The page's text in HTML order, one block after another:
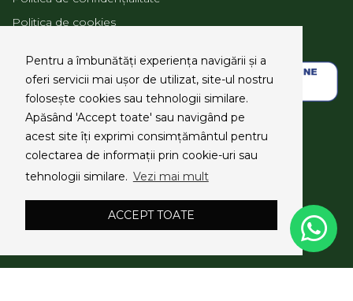
Pentru a îmbunătăți experiența navigării și a
oferi servicii mai ușor de utilizat, site-ul nostru
folosește cookies sau tehnologii similare.
Apăsând 'Accept toate' sau navigând pe
acest site îți exprimi consimțământul pentru
colectarea de informații prin cookie-uri sau
tehnologii similare. Vezi mai mult
ACCEPT TOATE
Politica de cookies
SOCIAL MEDIA